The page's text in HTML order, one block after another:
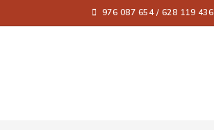
976 087 654 / 628 119 436